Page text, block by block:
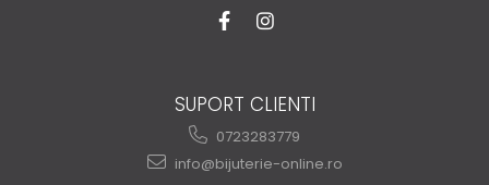
SUPORT CLIENTI
0723283779
info@bijuterie-online.ro